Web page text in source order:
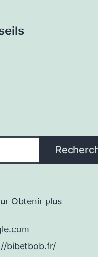
Obtenir plus
bibetbob.fr/